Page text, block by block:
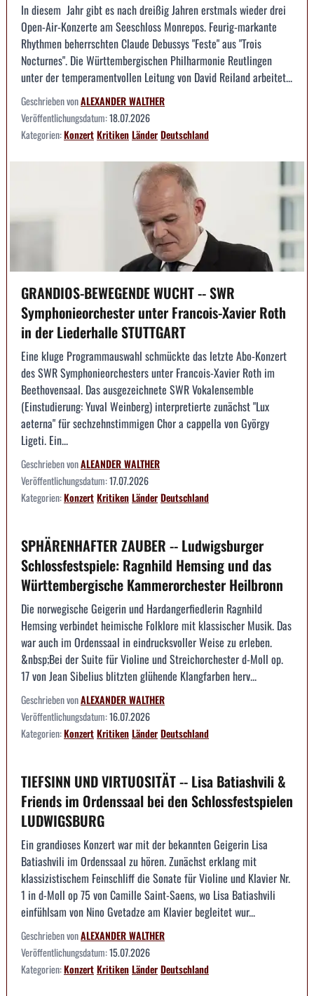
In diesem Jahr gibt es nach dreißig Jahren erstmals wieder drei
Open-Air-Konzerte am Seeschloss Monrepos. Feurig-markante
Rhythmen beherrschten Claude Debussys "Feste" aus "Trois
Nocturnes". Die Württembergischen Philharmonie Reutlingen
unter der temperamentvollen Leitung von David Reiland arbeitet...
Geschrieben vonALEXANDER WALTHER
Veröffentlichungsdatum:18.07.2026
Kategorien:KonzertKritikenLänderDeutschland
GRANDIOS-BEWEGENDE WUCHT -- SWR
Symphonieorchester unter Francois-Xavier Roth
in der Liederhalle STUTTGART
Eine kluge Programmauswahl schmückte das letzte Abo-Konzert
des SWR Symphonieorchesters unter Francois-Xavier Roth im
Beethovensaal. Das ausgezeichnete SWR Vokalensemble
(Einstudierung: Yuval Weinberg) interpretierte zunächst "Lux
aeterna" für sechzehnstimmigen Chor a cappella von György
Ligeti. Ein...
Geschrieben vonALEANDER WALTHER
Veröffentlichungsdatum:17.07.2026
Kategorien:KonzertKritikenLänderDeutschland
SPHÄRENHAFTER ZAUBER -- Ludwigsburger
Schlossfestspiele: Ragnhild Hemsing und das
Württembergische Kammerorchester Heilbronn
Die norwegische Geigerin und Hardangerfiedlerin Ragnhild
Hemsing verbindet heimische Folklore mit klassischer Musik. Das
war auch im Ordenssaal in eindrucksvoller Weise zu erleben.
&nbsp;Bei der Suite für Violine und Streichorchester d-Moll op.
17 von Jean Sibelius blitzten glühende Klangfarben herv...
Geschrieben vonALEXANDER WALTHER
Veröffentlichungsdatum:16.07.2026
Kategorien:KonzertKritikenLänderDeutschland
TIEFSINN UND VIRTUOSITÄT -- Lisa Batiashvili &
Friends im Ordenssaal bei den Schlossfestspielen
LUDWIGSBURG
Ein grandioses Konzert war mit der bekannten Geigerin Lisa
Batiashvili im Ordenssaal zu hören. Zunächst erklang mit
klassizistischem Feinschliff die Sonate für Violine und Klavier Nr.
1 in d-Moll op 75 von Camille Saint-Saens, wo Lisa Batiashvili
einfühlsam von Nino Gvetadze am Klavier begleitet wur...
Geschrieben vonALEXANDER WALTHER
Veröffentlichungsdatum:15.07.2026
Kategorien:KonzertKritikenLänderDeutschland